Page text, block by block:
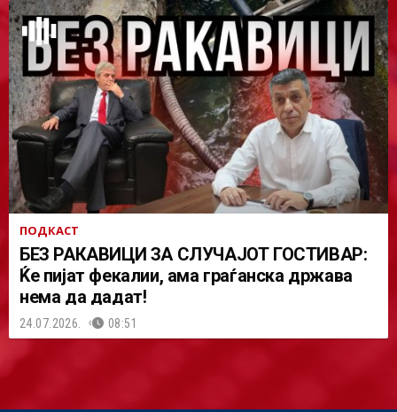
ПОДКАСТ
БЕЗ РАКАВИЦИ ЗА СЛУЧАЈОТ ГОСТИВАР:
Ќе пијат фекалии, ама граѓанска држава
нема да дадат!
24.07.2026. 08:51